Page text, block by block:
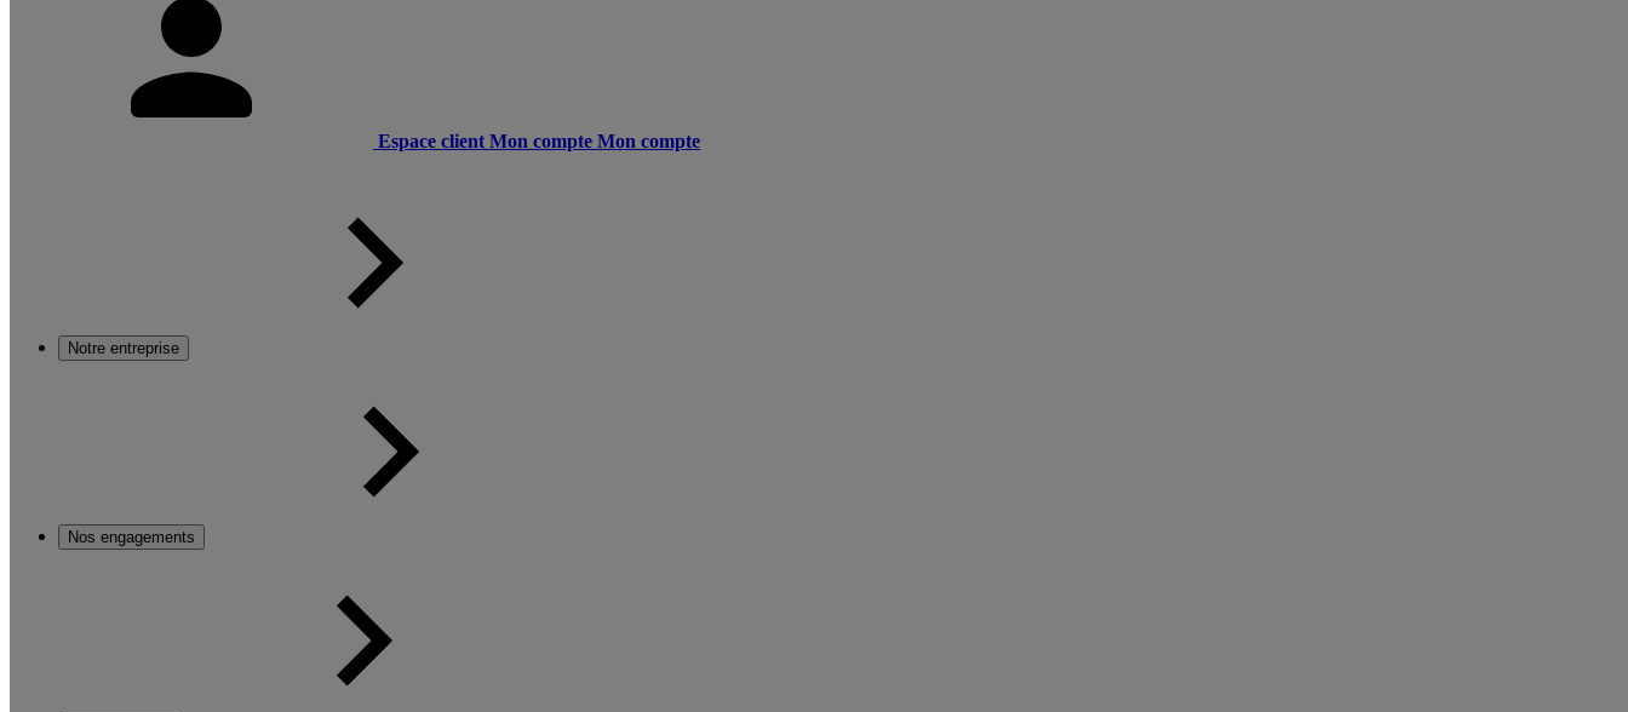
Espace client Mon compte Mon compte
Notre entreprise
Nos engagements